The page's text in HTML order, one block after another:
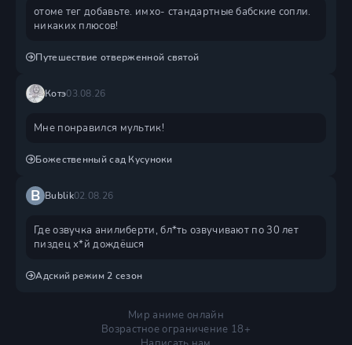
отоме тег добавьте. имхо- стандартные бабские сопли.
никаких плюсов!
Путешествие отверженной святой
Котэ03.08.26
Мне понравился мультик!
Божественный сад Кусуноки
B Bublik02.08.26
Где озвучка анилиберти, бл*ть озвучивают по 30 лет
пиздец х*й дождëшся
Адский режим 2 сезон
Мир аниме онлайн
Возрастное ограничение 18+